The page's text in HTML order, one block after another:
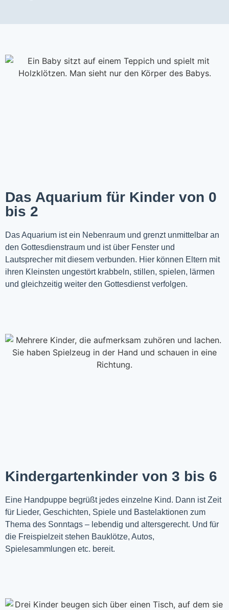
Das Aquarium für Kinder von 0
bis 2
Das Aquarium ist ein Nebenraum und grenzt unmittelbar an
den Gottesdienstraum und ist über Fenster und
Lautsprecher mit diesem verbunden. Hier können Eltern mit
ihren Kleinsten ungestört krabbeln, stillen, spielen, lärmen
und gleichzeitig weiter den Gottesdienst verfolgen.
Kindergartenkinder von 3 bis 6
Eine Handpuppe begrüßt jedes einzelne Kind. Dann ist Zeit
für Lieder, Geschichten, Spiele und Bastelaktionen zum
Thema des Sonntags – lebendig und altersgerecht. Und für
die Freispielzeit stehen Bauklötze, Autos,
Spielesammlungen etc. bereit.